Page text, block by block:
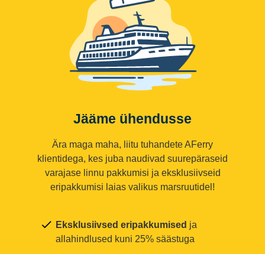
Jääme ühendusse
Ära maga maha, liitu tuhandete AFerry
klientidega, kes juba naudivad suurepäraseid
varajase linnu pakkumisi ja eksklusiivseid
eripakkumisi laias valikus marsruutidel!
Eksklusiivsed eripakkumised ja
allahindlused kuni 25% säästuga